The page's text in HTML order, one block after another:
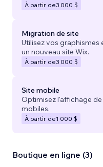
À partir de3 000 $
Migration de site
Utilisez vos
un nouveau site Wix.
À partir de3 000 $
Site mobile
Optimisez l'affichage
mobiles.
À partir de1 000 $
Boutique en ligne (3)